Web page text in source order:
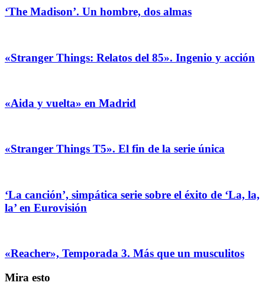
‘The Madison’. Un hombre, dos almas
«Stranger Things: Relatos del 85». Ingenio y acción
«Aida y vuelta» en Madrid
«Stranger Things T5». El fin de la serie única
‘La canción’, simpática serie sobre el éxito de ‘La, la,
la’ en Eurovisión
«Reacher», Temporada 3. Más que un musculitos
Mira esto